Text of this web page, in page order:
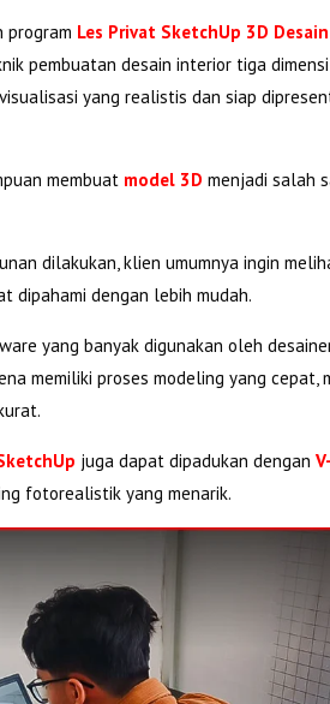
program Les Privat SketchUp 3D
pembuatan desain interior tiga
yang realistis dan siap
membuat model 3D menjadi salah
dilakukan, klien umumnya ingin
dipahami dengan lebih mudah.
yang banyak digunakan oleh
memiliki proses modeling yang cepat,
juga dapat dipadukan dengan
fotorealistik yang menarik.